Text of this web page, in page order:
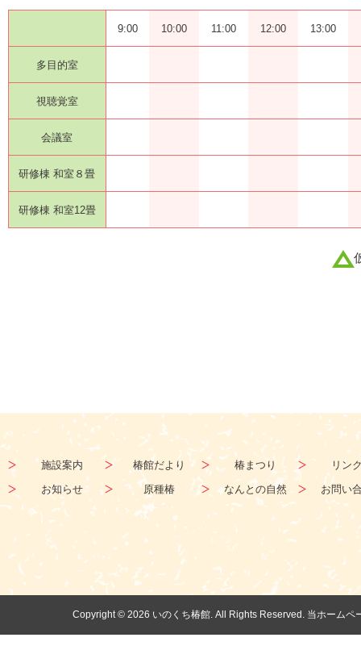
9:00 10:00 11:00 12:00 13:00
多目的室
視聴覚室
会議室
研修棟 和室８畳
研修棟 和室12畳
施設案内 椿館だより 椿まつり
リン
お知らせ
原種椿 なんとの自然 お問い
Copyright ©2026 いのくち椿館. All Rights Reserved. 当ホーム